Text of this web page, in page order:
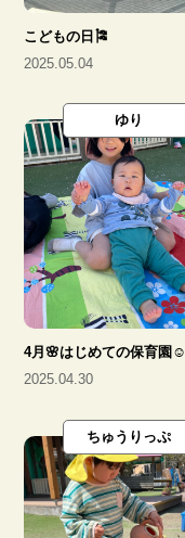
お知らせ一覧
園日記一覧
こどもの日🎏
2025.05.04
ゆり
4月🌸はじめての保育園☺️
2025.04.30
ちゅうりっぷ